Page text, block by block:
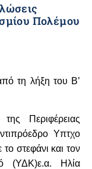
Πολέμου
τη λήξη του Β’
Περιφέρειας
Υπτχο
στεφάνι και τον
(ΥΔΚ)ε.α. Ηλία